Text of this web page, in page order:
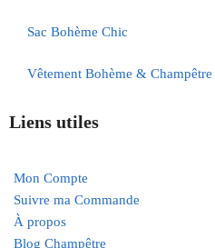
Sac Bohème Chic
Vêtement Bohème & Champêtre
Liens utiles
Mon Compte
Suivre ma Commande
À propos
Blog Champêtre